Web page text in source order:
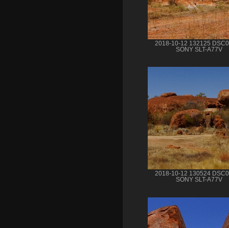
2018-10-12 132125
SONY SLT-A77V
2018-10-12 130524
SONY SLT-A77V